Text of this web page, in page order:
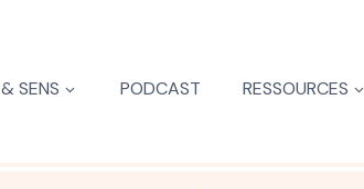
SENS PODCAST RESSOURCES